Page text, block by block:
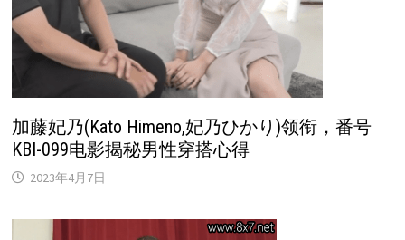
加藤妃乃(Kato Himeno,妃乃ひかり)领衔，番号
KBI-099电影揭秘男性穿搭心得
2023年4月7日